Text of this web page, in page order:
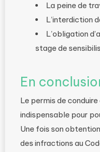
La peine de
L’interdiction
L’obligation
stage de
En
Le permis de
indispensable pour
Une fois son
des infractions au